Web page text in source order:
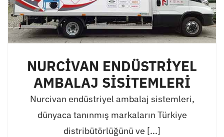
NURCİVAN ENDÜSTRİYEL
AMBALAJ SİSİTEMLERİ
Nurcivan endüstriyel ambalaj sistemleri,
dünyaca tanınmış markaların Türkiye
distribütörlüğünü ve [...]